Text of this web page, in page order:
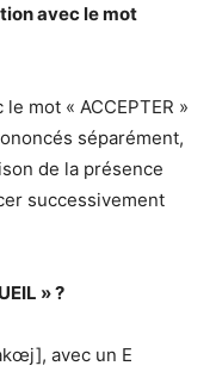
avec le mot
mot « ACCEPTER »
séparément,
de la présence
successivement
» ?
avec un E